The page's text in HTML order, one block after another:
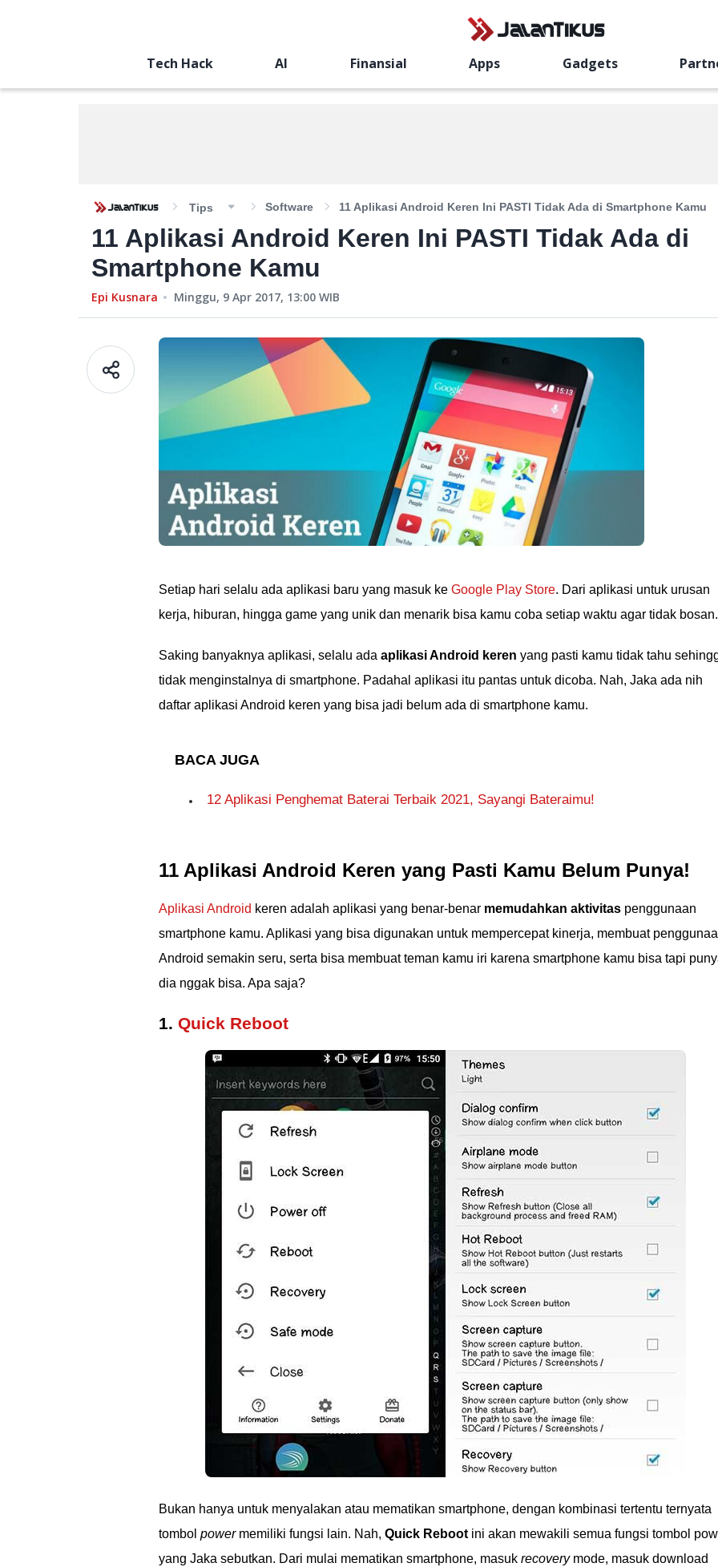
Tech Hack AI Finansial Apps Gadgets
Tips Software 11 Aplikasi Android Keren Ini PASTI Tidak Ada di Smartphone Kamu
11 Aplikasi Android Keren Ini PASTI Tidak Ada di
Smartphone Kamu
Epi Kusnara Minggu, 9 Apr 2017, 13:00 WIB
Setiap hari selalu ada aplikasi baru yang masuk ke Google Play Store. Dari aplikasi untuk urusan
kerja, hiburan, hingga game yang unik dan menarik bisa kamu coba setiap waktu agar tidak bosan.
Saking banyaknya aplikasi, selalu ada aplikasi Android keren yang pasti kamu tidak tahu
tidak menginstalnya di smartphone. Padahal aplikasi itu pantas untuk dicoba. Nah, Jaka ada nih
daftar aplikasi Android keren yang bisa jadi belum ada di smartphone kamu.
BACA JUGA
12 Aplikasi Penghemat Baterai Terbaik 2021, Sayangi Bateraimu!
11 Aplikasi Android Keren yang Pasti Kamu Belum Punya!
Aplikasi Android keren adalah aplikasi yang benar-benar memudahkan aktivitas penggunaan
smartphone kamu. Aplikasi yang bisa digunakan untuk mempercepat kinerja, membuat
Android semakin seru, serta bisa membuat teman kamu iri karena smartphone kamu bisa tapi
dia nggak bisa. Apa saja?
1. Quick Reboot
Bukan hanya untuk menyalakan atau mematikan smartphone, dengan kombinasi tertentu ternyata
tombol powermemiliki fungsi lain. Nah, Quick Reboot ini akan mewakili semua fungsi tombol
yang Jaka sebutkan. Dari mulai mematikan smartphone, masuk recoverymode, masuk download